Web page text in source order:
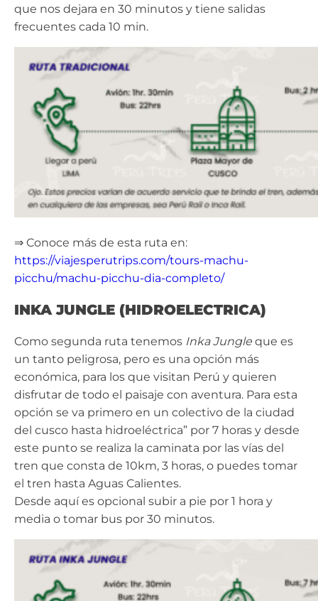
que nos dejara en 30 minutos y tiene salidas
frecuentes cada 10 min.
⇒ Conoce más de esta ruta en:
https://viajesperutrips.com/tours-machu-
picchu/machu-picchu-dia-completo/
INKA JUNGLE (HIDROELECTRICA)
Como segunda ruta tenemos Inka Jungle que es
un tanto peligrosa, pero es una opción más
económica, para los que visitan Perú y quieren
disfrutar de todo el paisaje con aventura. Para esta
opción se va primero en un colectivo de la ciudad
del cusco hasta hidroeléctrica” por 7 horas y desde
este punto se realiza la caminata por las vías del
tren que consta de 10km, 3 horas, o puedes tomar
el tren hasta Aguas Calientes.
Desde aquí es opcional subir a pie por 1 hora y
media o tomar bus por 30 minutos.